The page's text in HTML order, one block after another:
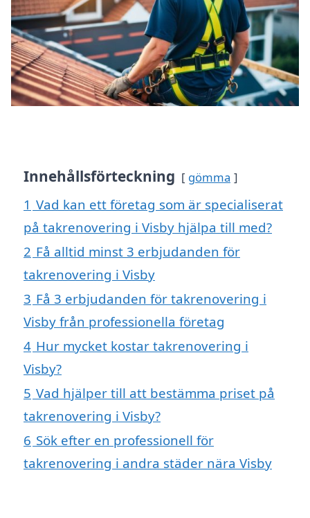
Innehållsförteckning gömma
1 Vad kan ett företag som är specialiserat
på takrenovering i Visby hjälpa till med?
2 Få alltid minst 3 erbjudanden för
takrenovering i Visby
3 Få 3 erbjudanden för takrenovering i
Visby från professionella företag
4 Hur mycket kostar takrenovering i
Visby?
5 Vad hjälper till att bestämma priset på
takrenovering i Visby?
6 Sök efter en professionell för
takrenovering i andra städer nära Visby